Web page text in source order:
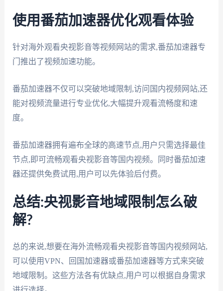
使用番茄加速器优化观看体验
针对海外观看央视影音等视频网站的需求,番茄加速器专
门推出了视频加速功能。
番茄加速器不仅可以突破地域限制,访问国内视频网站,还
能对视频流量进行专业优化,大幅提升观看流畅度和速
度。
番茄加速器拥有遍布全球的高速节点,用户只需选择最佳
节点,即可流畅观看央视影音等国内视频。同时番茄加速
器还提供免费试用,用户可以先体验后付费。
总结:央视影音地域限制怎么破
解?
总的来说,想要在海外流畅观看央视影音等国内视频网站,
可以使用VPN、回国加速器或番茄加速器等方式来突破
地域限制。这些方法各有优缺点,用户可以根据自身需求